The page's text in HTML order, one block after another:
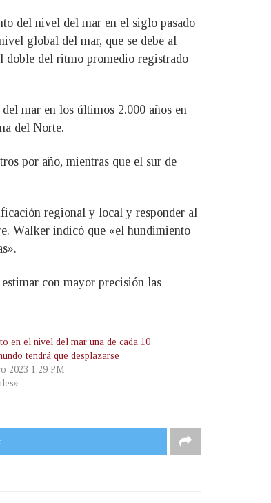
del nivel del mar en el siglo pasado
global del mar, que se debe al
doble del ritmo promedio registrado
mar en los últimos 2.000 años en
del Norte.
por año, mientras que el sur de
regional y local y responder al
Walker indicó que «el hundimiento
con mayor precisión las
en el nivel del mar una de cada 10
tendrá que desplazarse
2023 1:29 PM